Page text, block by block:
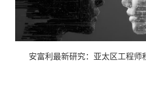
安富利最新研究：亚太区工程师